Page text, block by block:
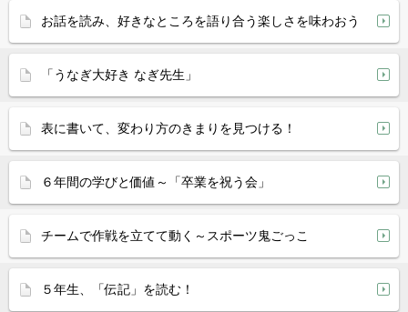
お話を読み、好きなところを語り合う楽しさを味わおう
「うなぎ大好き なぎ先生」
表に書いて、変わり方のきまりを見つける！
６年間の学びと価値～「卒業を祝う会」
チームで作戦を立てて動く～スポーツ鬼ごっこ
５年生、「伝記」を読む！